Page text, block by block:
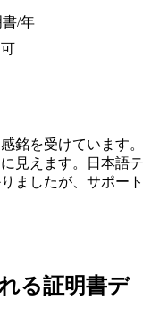
書/年
る証明書デ
銘を受けています。
見えます。日本語テ
ましたが、サポート